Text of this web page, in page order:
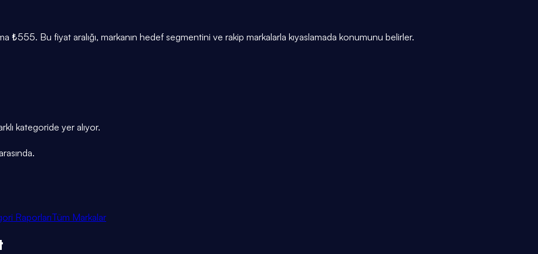
Bu fiyat aralığı, markanın hedef segmentini ve rakip markalarla kıyaslamada konumunu belirler.
kategoride yer alıyor.
RaporlarıTüm Markalar